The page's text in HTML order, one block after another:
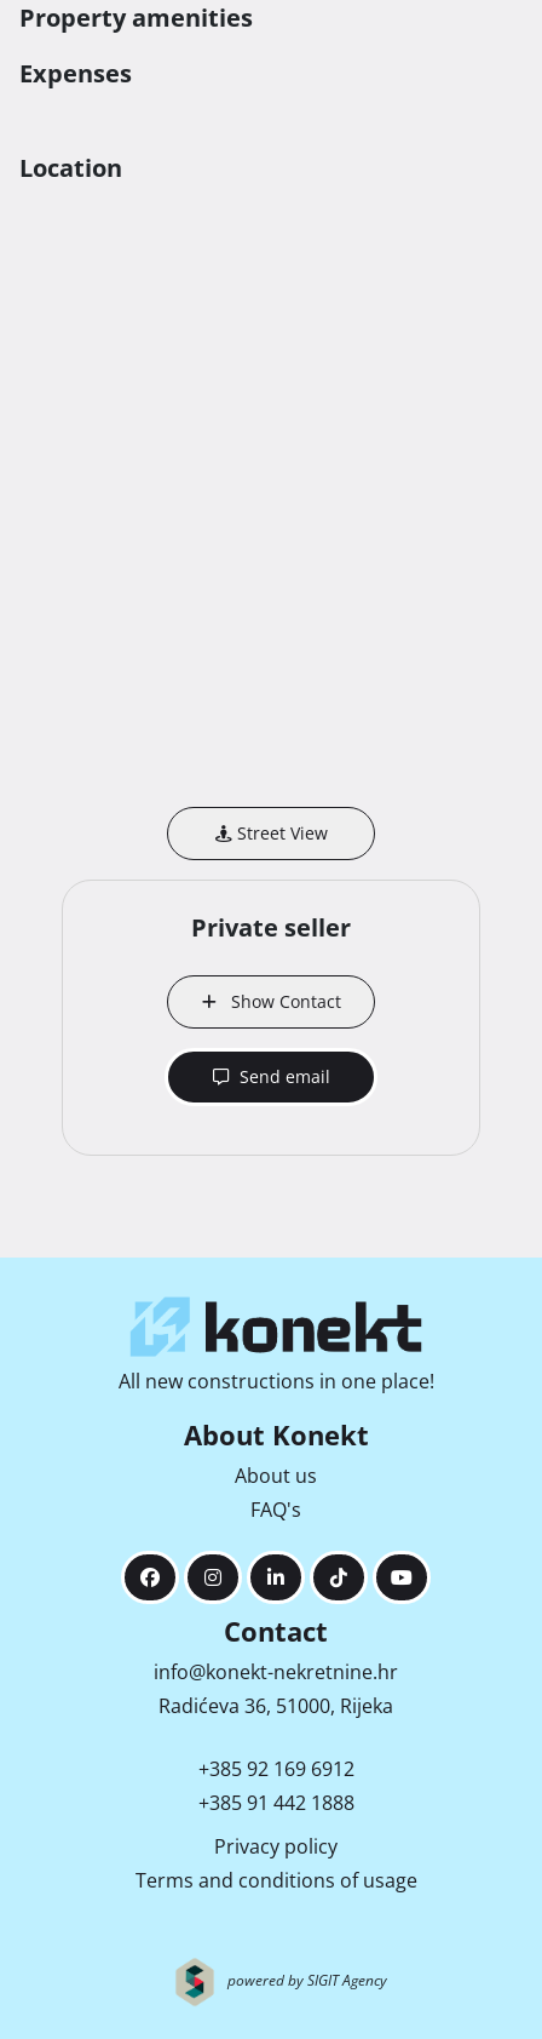
Property amenities
Expenses
Location
Street View
Private seller
Show Contact
Send email
All new constructions in one place!
About Konekt
About us
FAQ's
Contact
info@konekt-nekretnine.hr
Radićeva 36, 51000, Rijeka
+385 92 169 6912
+385 91 442 1888
Privacy policy
Terms and conditions of usage
powered by SIGIT Agency